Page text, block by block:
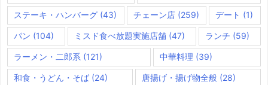
ステーキ・ハンバーグ (43) チェーン店(259) デート (1)
パン (104) ミスド食べ放題実施店舗 (47) ランチ (59)
ラーメン・二郎系 (121) 中華料理 (39)
和食・うどん・そば (24) 唐揚げ・揚げ物全般 (28)